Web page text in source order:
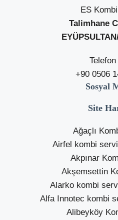
ES
Talimhane
+90 0506
Sosyal
Site
Ağaçlı
Airfel kombi
Akpınar
Akşemsettin
Alarko kombi
Alfa Innotec kombi
Alibeyköy